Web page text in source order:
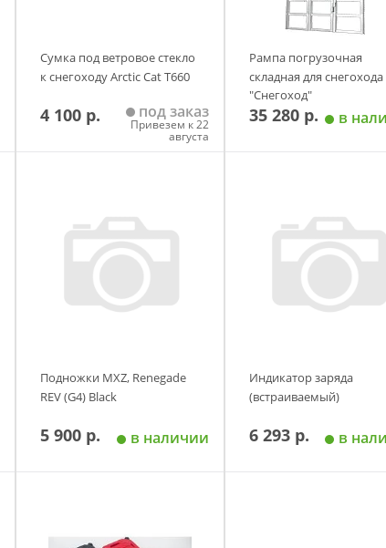
Сумка под ветровое стекло
к снегоходу Arctic Cat T660
4 100 р. под заказ
Привезем к 22
августа
Рампа погрузочная
складная для снегохода
"Снегоход"
35 280 р. в
Подножки MXZ, Renegade
REV (G4) Black
5 900 р. в наличии
Индикатор заряда
(встраиваемый)
6 293 р. в